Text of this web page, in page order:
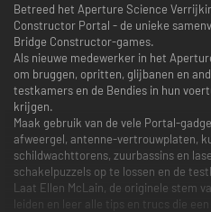
Betreed het Aperture Science
Constructor Portal - de unieke
Bridge Constructor-games.
Als nieuwe medewerker in het
om bruggen, opritten, glijbanen en
testkamers en de Bendies in hun
krijgen.
Maak gebruik van de vele Portal-
afweergel, antenne-vertrouwplaten,
schildwachttorens, zuurbassins en
schakelpuzzels op te lossen en de
Laat Ellen McLain, de originele stem
leiden en leer alle tips en trucs die